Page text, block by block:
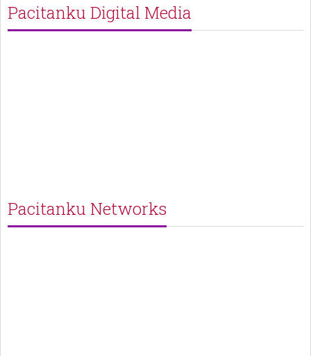
Pacitanku Digital Media
Pacitanku Networks